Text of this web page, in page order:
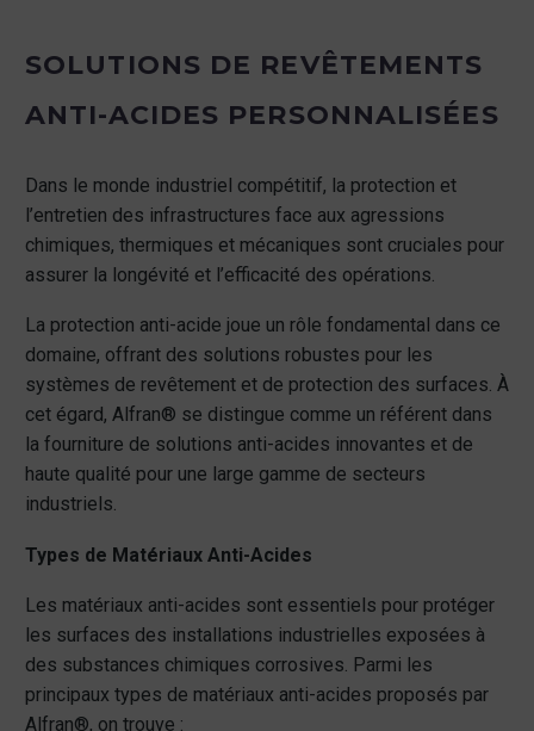
SOLUTIONS DE REVÊTEMENTS
ANTI-ACIDES PERSONNALISÉES
Dans le monde industriel compétitif, la protection et
l’entretien des infrastructures face aux agressions
chimiques, thermiques et mécaniques sont cruciales pour
assurer la longévité et l’efficacité des opérations.
La protection anti-acide joue un rôle fondamental dans ce
domaine, offrant des solutions robustes pour les
systèmes de revêtement et de protection des surfaces. À
cet égard, Alfran® se distingue comme un référent dans
la fourniture de solutions anti-acides innovantes et de
haute qualité pour une large gamme de secteurs
industriels.
Types de Matériaux Anti-Acides
Les matériaux anti-acides sont essentiels pour protéger
les surfaces des installations industrielles exposées à
des substances chimiques corrosives. Parmi les
principaux types de matériaux anti-acides proposés par
Alfran®, on trouve :